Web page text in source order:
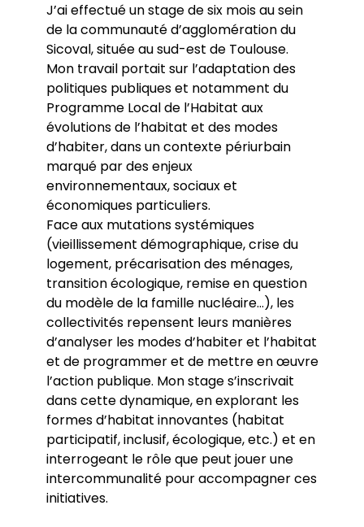
J’ai effectué un stage de six mois au sein
de la communauté d’agglomération du
Sicoval, située au sud-est de Toulouse.
Mon travail portait sur l’adaptation des
politiques publiques et notamment du
Programme Local de l’Habitat aux
évolutions de l’habitat et des modes
d’habiter, dans un contexte périurbain
marqué par des enjeux
environnementaux, sociaux et
économiques particuliers.
Face aux mutations systémiques
(vieillissement démographique, crise du
logement, précarisation des ménages,
transition écologique, remise en question
du modèle de la famille nucléaire…), les
collectivités repensent leurs manières
d’analyser les modes d’habiter et l’habitat
et de programmer et de mettre en œuvre
l’action publique. Mon stage s’inscrivait
dans cette dynamique, en explorant les
formes d’habitat innovantes (habitat
participatif, inclusif, écologique, etc.) et en
interrogeant le rôle que peut jouer une
intercommunalité pour accompagner ces
initiatives.